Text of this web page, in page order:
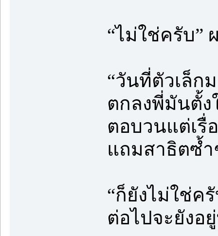
“ไม่ใช่ครับ”
“วันที่ตัวเล็ก
ตกลงพี่มันตั้ง
ตอบวนแต่เรื่
แถมสาธิตซ้ำ
“ก็ยังไม่ใช่ค
ต่อไปจะยังอ